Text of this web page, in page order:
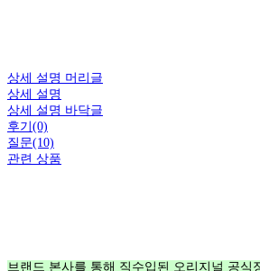
상세 설명 머리글
상세 설명
상세 설명 바닥글
후기(0)
질문(10)
관련 상품
브랜드 본사를 통해 직수입된 오리지널 공식